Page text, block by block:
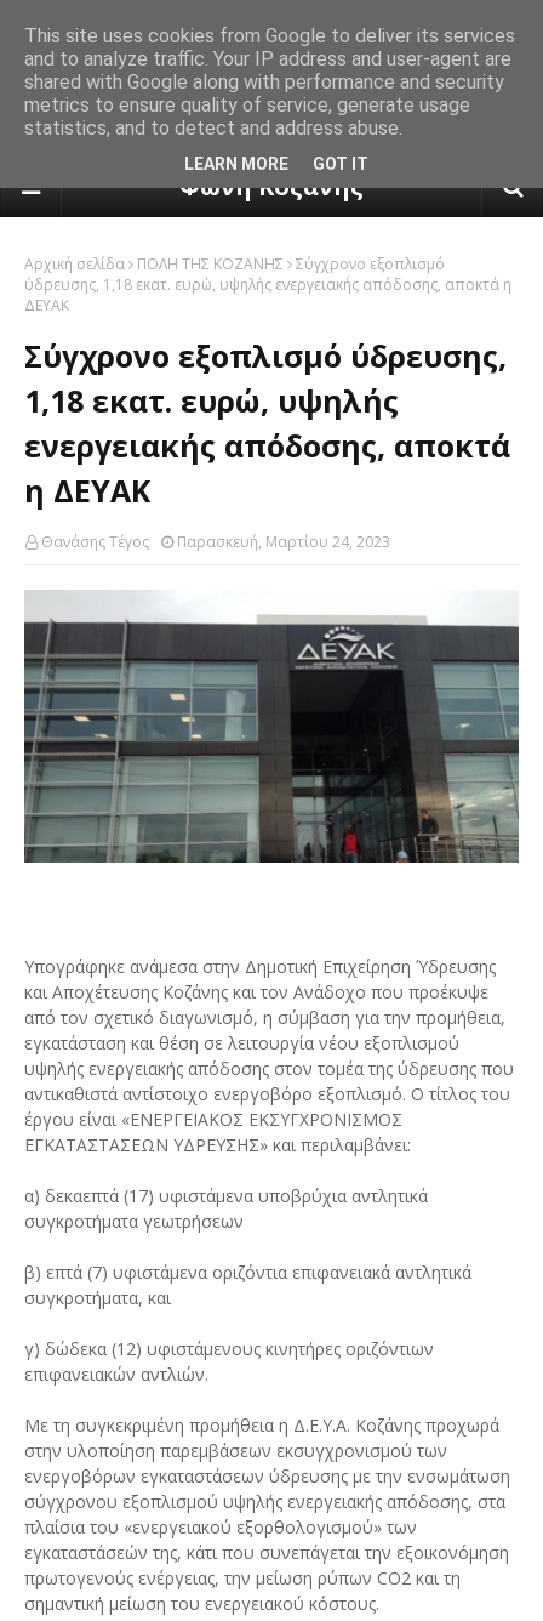
πρόγνωση καιρού από το
Φωνή Κοζάνης
Αρχική σελίδα ΠΟΛΗ ΤΗΣ ΚΟΖΑΝΗΣ
Σύγχρονο εξοπλισμό
ύδρευσης, 1,18 εκατ. ευρώ, υψηλής ενεργειακής απόδοσης, αποκτά η
ΔΕΥΑΚ
Σύγχρονο εξοπλισμό ύδρευσης,
1,18 εκατ. ευρώ, υψηλής
ενεργειακής απόδοσης, αποκτά
η ΔΕΥΑΚ
Θανάσης Τέγος Παρασκευή, Μαρτίου 24, 2023
Υπογράφηκε ανάμεσα στην Δημοτική Επιχείρηση Ύδρευσης
και Αποχέτευσης Κοζάνης και τον Ανάδοχο που προέκυψε
από τον σχετικό διαγωνισμό, η σύμβαση για την προμήθεια,
εγκατάσταση και θέση σε λειτουργία νέου εξοπλισμού
υψηλής ενεργειακής απόδοσης στον τομέα της ύδρευσης που
αντικαθιστά αντίστοιχο ενεργοβόρο εξοπλισμό. Ο τίτλος του
έργου είναι «ΕΝΕΡΓΕΙΑΚΟΣ ΕΚΣΥΓΧΡΟΝΙΣΜΟΣ
ΕΓΚΑΤΑΣΤΑΣΕΩΝ ΥΔΡΕΥΣΗΣ» και περιλαμβάνει:
α) δεκαεπτά (17) υφιστάμενα υποβρύχια αντλητικά
συγκροτήματα γεωτρήσεων
β) επτά (7) υφιστάμενα οριζόντια επιφανειακά αντλητικά
συγκροτήματα, και
γ) δώδεκα (12) υφιστάμενους κινητήρες οριζόντιων
επιφανειακών αντλιών.
Με τη συγκεκριμένη προμήθεια η Δ.Ε.Υ.Α. Κοζάνης προχωρά
στην υλοποίηση παρεμβάσεων εκσυγχρονισμού των
ενεργοβόρων εγκαταστάσεων ύδρευσης με την ενσωμάτωση
σύγχρονου εξοπλισμού υψηλής ενεργειακής απόδοσης, στα
πλαίσια του «ενεργειακού εξορθολογισμού» των
εγκαταστάσεών της, κάτι που συνεπάγεται την εξοικονόμηση
πρωτογενούς ενέργειας, την μείωση ρύπων CO2 και τη
σημαντική μείωση του ενεργειακού κόστους.
This site uses cookies from Google to deliver its services
and to analyze traffic. Your IP address and user-agent are
shared with Google along with performance and security
metrics to ensure quality of service, generate usage
statistics, and to detect and address abuse.
LEARN MORE GOT IT